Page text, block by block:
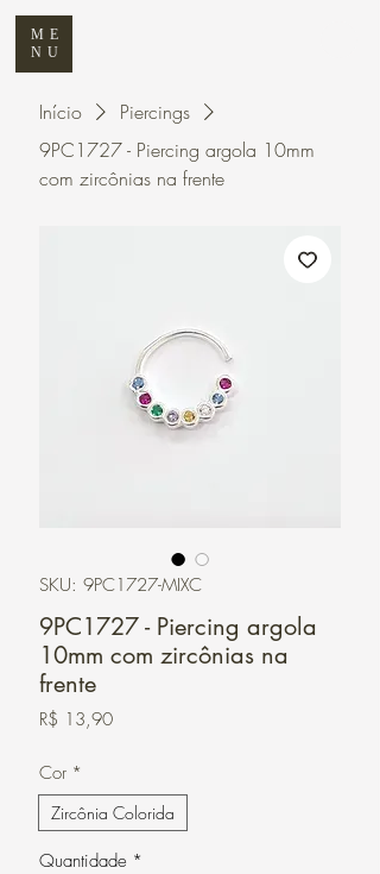
ME
NU
Início
Piercings
9PC1727 - Piercing argola 10mm
com zircônias na frente
SKU: 9PC1727-MIXC
9PC1727 - Piercing argola
10mm com zircônias na
frente
R$ 13,90Preço
Cor *
Zircônia Colorida
Quantidade *